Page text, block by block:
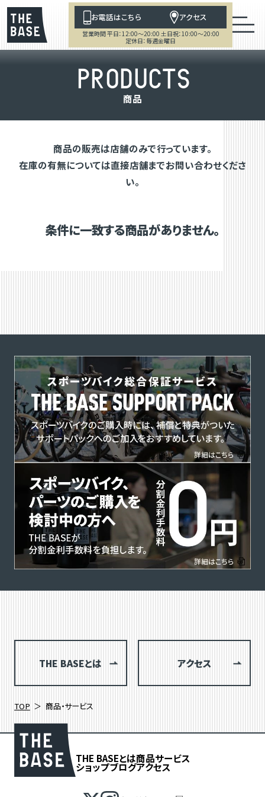
お電話はこちら アクセス
営業時間 平日：12:00～20:00 土日祝：10:00～20:00
定休日：毎週金曜日
PRODUCTS
商品
商品の販売は店舗のみで行っています。
在庫の有無については直接店舗までお問い合わせくださ
い。
条件に一致する商品がありません。
THE BASEとは アクセス
TOP 商品・サービス
THE BASEとは商品サービス
ショップブログアクセス